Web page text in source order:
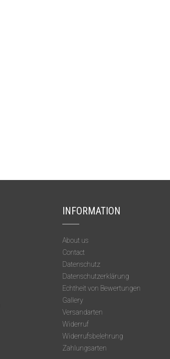
INFORMATION
About us
Contact
Datenschutz
Datenschutzerklärung
Echtheit von Bewertungen
Gallery
Versandarten
Widerruf
Widerrufsbelehrung
Zahlungsarten